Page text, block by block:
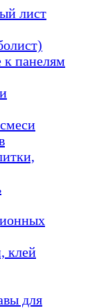
лист
панелям
клей
для